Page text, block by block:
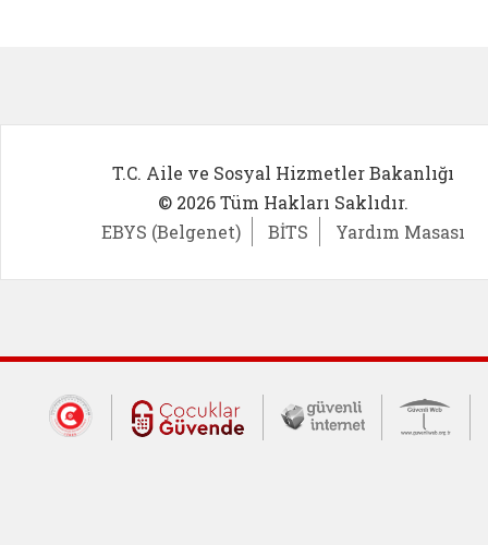
T.C. Aile ve Sosyal Hizmetler Bakanlığı
© 2026 Tüm Hakları Saklıdır.
EBYS (Belgenet)
BİTS Yardım Masası
Dış Bağlantılar
Cumhurbaşkanlığı İletişim Merkezi
Çocuklar Güvende (yeni
Güvenli